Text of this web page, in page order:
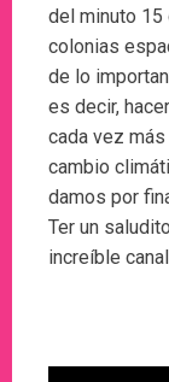
del minuto 15
colonias
de lo
es decir,
cada vez
cambio
damos por
Ter un
increíble